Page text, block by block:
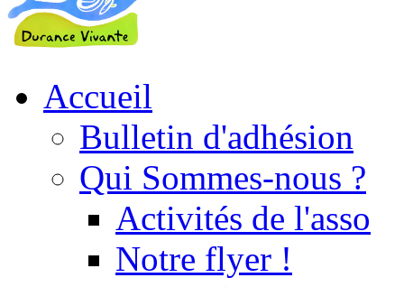
Accueil
Bulletin d'adhésion
Qui Sommes-nous ?
Activités de l'asso
Notre flyer !